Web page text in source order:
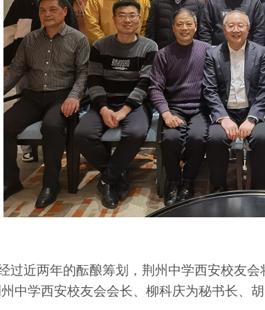
过近两年的酝酿筹划，荆州中学西安校友会
中学西安校友会会长、 柳科庆为秘书长、